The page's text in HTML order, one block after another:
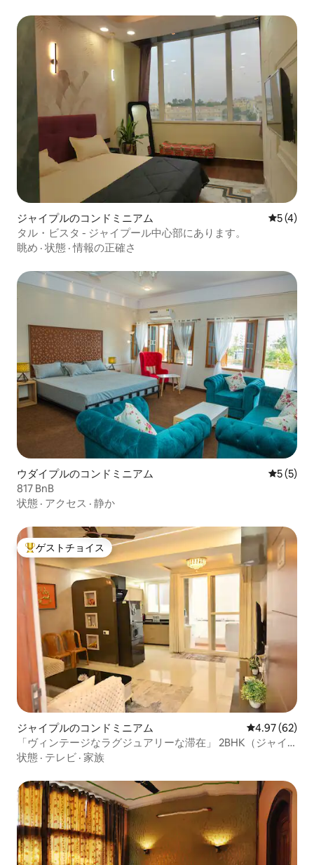
ジャイプルのコンドミニアム レビュー
5 (4)
タル・ビスタ - ジャイプール中心部にあります。
眺め · 状態 ·情報の正確さ
ウダイプルのコンドミニアム レビュー
5 (5)
817 BnB
状態 · アクセス · 静か
大好評のゲストチョイスです。
ゲストチョイス
ジャイプルのコンドミニアム レビュー62
4.97 (62)
「ヴィンテージなラグジュアリーな滞在」 2BHK（ジャイ
プール）
状態 · テレビ · 家族